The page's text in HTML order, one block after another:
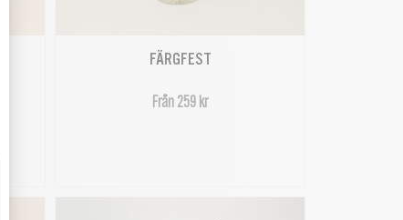
FÄRGFEST
Från 259 kr